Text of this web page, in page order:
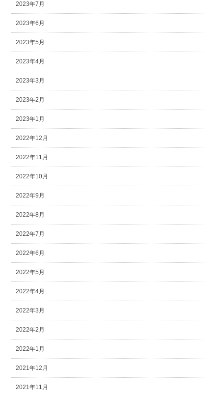
2023年7月
2023年6月
2023年5月
2023年4月
2023年3月
2023年2月
2023年1月
2022年12月
2022年11月
2022年10月
2022年9月
2022年8月
2022年7月
2022年6月
2022年5月
2022年4月
2022年3月
2022年2月
2022年1月
2021年12月
2021年11月